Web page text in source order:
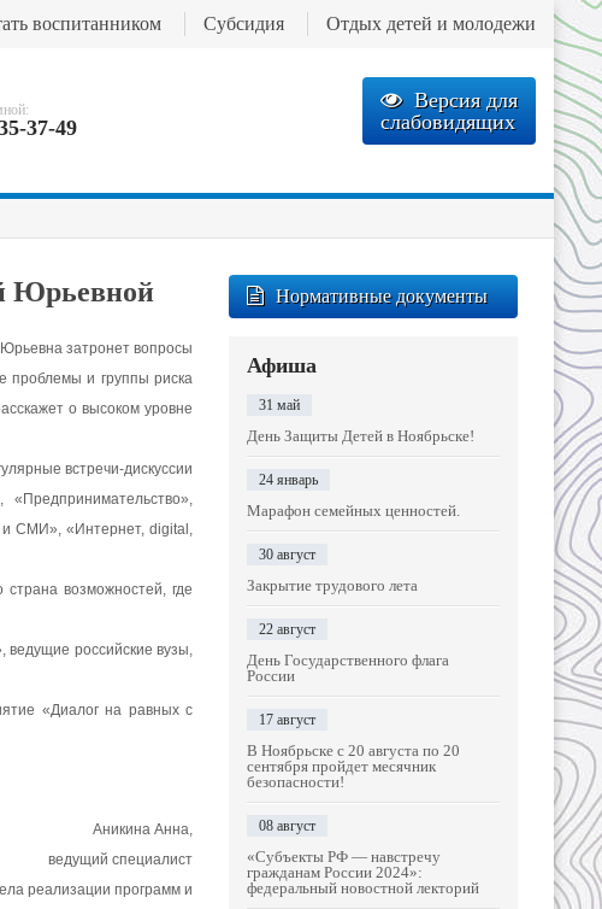
37-49
Версия для
слабовидящих
воспитанником Субсидия Отдых детей и молодежи
Юрьевной
затронет вопросы
проблемы и группы риска
о высоком уровне
встречи-дискуссии
и СМИ», «Интернет, digital,
возможностей, где
ведущие российские вузы,
«Диалог на равных с
Аникина Анна,
ведущий специалист
реализации программ и
Нормативные документы
Афиша
31 май
День Защиты Детей в Ноябрьске!
24 январь
Марафон семейных ценностей.
30 август
Закрытие трудового лета
22 август
День Государственного флага
России
17 август
В Ноябрьске с 20 августа по 20
сентября пройдет месячник
безопасности!
08 август
«Субъекты РФ — навстречу
гражданам России 2024»:
федеральный новостной лекторий